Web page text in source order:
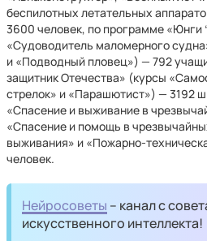
беспилотных летательных
3600 человек, по программе «Юнги
«Судоводитель маломерного
и «Подводный пловец») — 792
защитник Отечества» (курсы
стрелок» и «Парашютист») — 3192
«Спасение и выживание в
«Спасение и помощь в
выживания» и «Пожарно-
человек.
Нейросоветы – канал с
искусственного интеллекта!